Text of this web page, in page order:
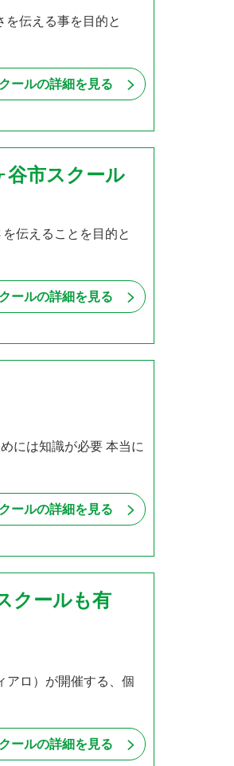
伝える事を目的と
ールの詳細を見る
谷市スクール
伝えることを目的と
ールの詳細を見る
には知識が必要 本当に
ールの詳細を見る
クールも有
アロ）が開催する、個
ールの詳細を見る